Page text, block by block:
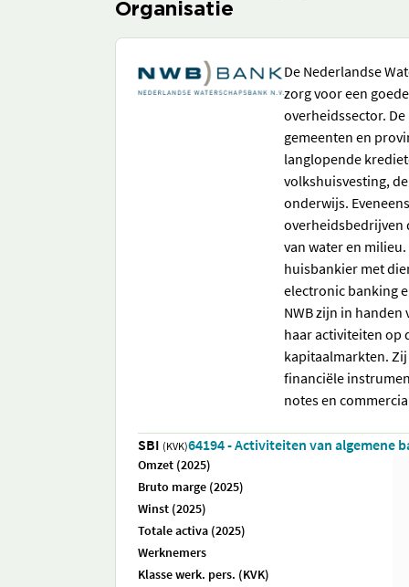
Organisatie
De Nederlandse
zorg voor een
overheidssector.
gemeenten en
langlopende
volkshuisvesting,
onderwijs.
overheidsbedrijven
van water en
huisbankier met
electronic banking
NWB zijn in handen
haar activiteiten op
kapitaalmarkten.
financiële
notes en
SBI (KVK)64194 - Activiteiten van algemene
Omzet (2025)
Bruto marge (2025)
Winst (2025)
Totale activa (2025)
Werknemers
Klasse werk. pers. (KVK)